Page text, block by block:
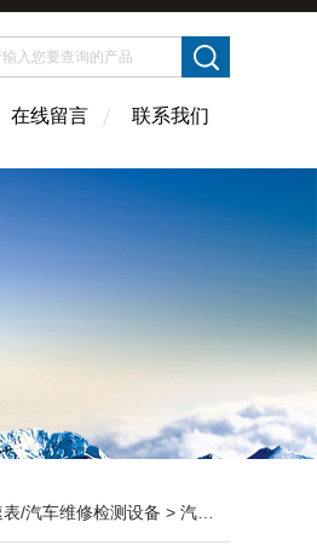
在线留言 联系我们
/汽车维修检测设备 > 汽车维修检测设备